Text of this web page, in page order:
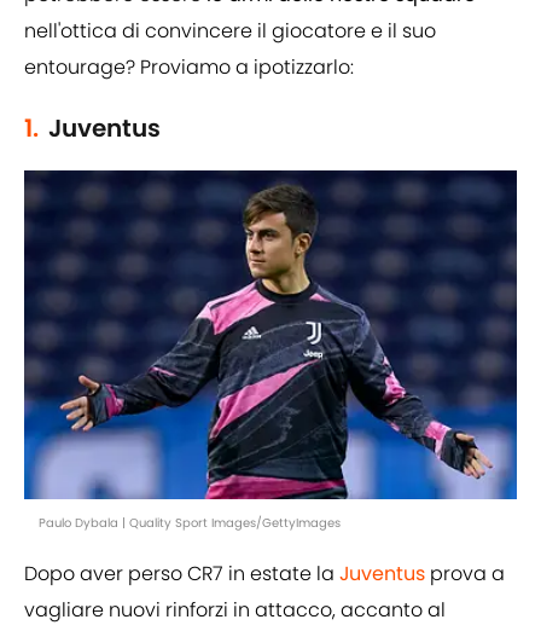
nell'ottica di convincere il giocatore e il suo
entourage? Proviamo a ipotizzarlo:
1. Juventus
Paulo Dybala | Quality Sport Images/GettyImages
Dopo aver perso CR7 in estate la Juventus prova a
vagliare nuovi rinforzi in attacco, accanto al